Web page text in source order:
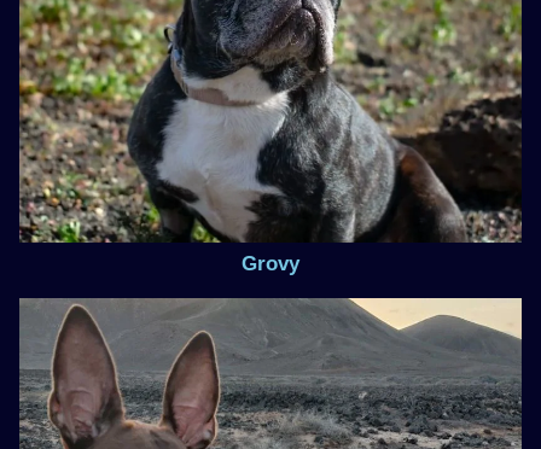
Grovy